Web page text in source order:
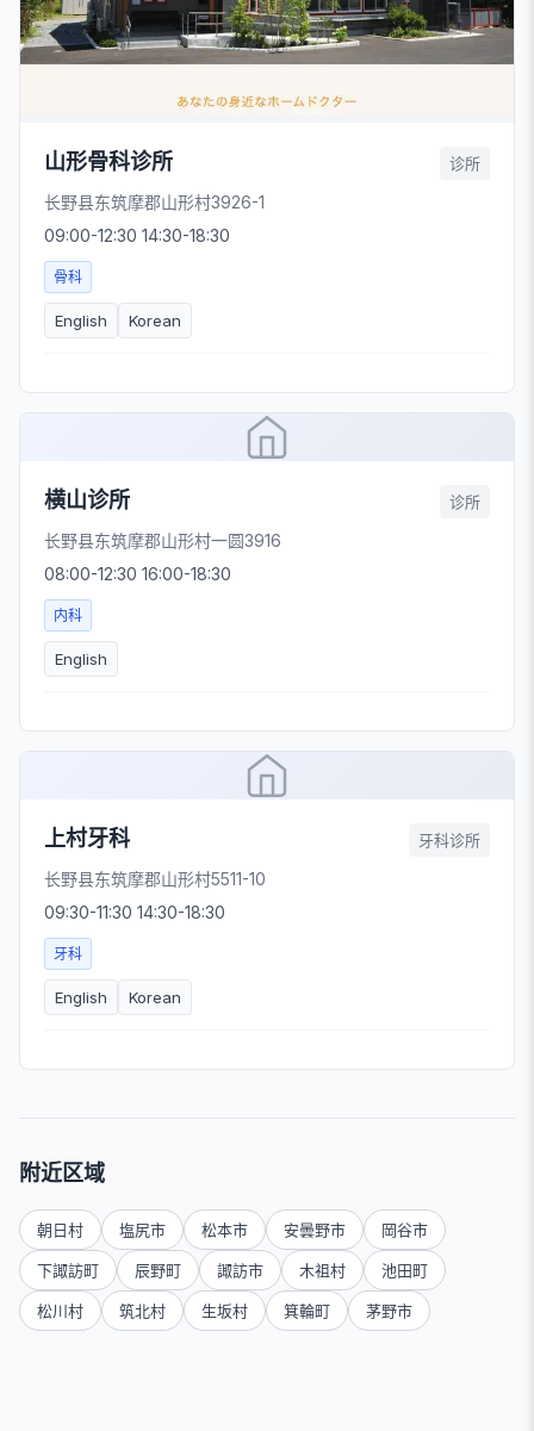
山形骨科诊所 诊所
长野县东筑摩郡山形村3926-1
09:00-12:30 14:30-18:30
骨科
English Korean
横山诊所 诊所
长野县东筑摩郡山形村一圆3916
08:00-12:30 16:00-18:30
内科
English
上村牙科 牙科诊所
长野县东筑摩郡山形村5511-10
09:30-11:30 14:30-18:30
牙科
English Korean
附近区域
朝日村 塩尻市 松本市 安曇野市 岡谷市
下諏訪町 辰野町 諏訪市 木祖村 池田町
松川村 筑北村 生坂村 箕輪町 茅野市